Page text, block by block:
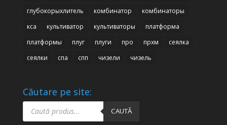
глубокорыхлитель
комбинатор
комбинаторы
кса
культиватор культиваторы
платформа
платформы
плуг плуги про прхм
сеялка
сеялки
спа спп чизели чизель
Căutare pe site:
Products
search CAUTĂ